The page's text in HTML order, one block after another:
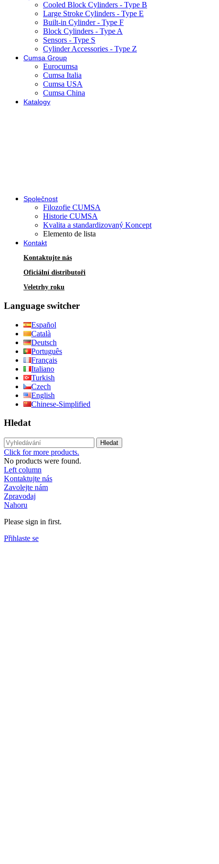
Cooled Block Cylinders - Type B
Large Stroke Cylinders - Type E
Built-in Cylinder - Type F
Block Cylinders - Type A
Sensors - Type S
Cylinder Accessories - Type Z
Cumsa Group
Eurocumsa
Cumsa Italia
Cumsa USA
Cumsa China
Katalogy
Společnost
Filozofie CUMSA
Historie CUMSA
Kvalita a standardizovaný Koncept
Elemento de lista
Kontakt
Kontaktujte nás
Oficiální distributoři
Veletrhy roku
Language switcher
Español
Català
Deutsch
Português
Français
Italiano
Turkish
Czech
English
Chinese-Simplified
Hledat
Hledat
Click for more products.
No products were found.
Left column
Kontaktujte nás
Zavolejte nám
Zpravodaj
Nahoru
Please sign in first.
Přihlaste se